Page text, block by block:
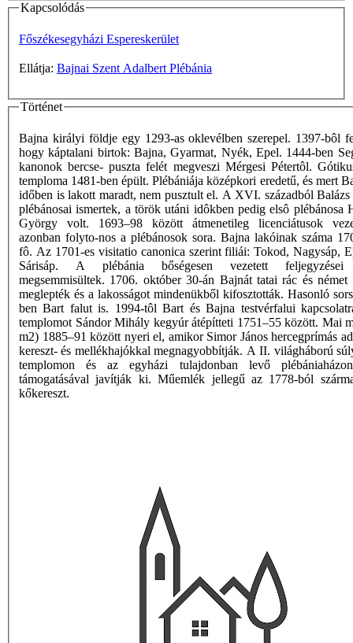
Kapcsolódás
Főszékesegyházi Espereskerület
Ellátja: Bajnai Szent Adalbert Plébánia
Történet
Bajna királyi földje egy 1293-as oklevélben szerepel. 1397-bôl
hogy káptalani birtok: Bajna, Gyarmat, Nyék, Epel. 1444-ben
kanonok bercse- puszta felét megveszi Mérgesi Pétertôl.
temploma 1481-ben épült. Plébániája középkori eredetű, és mert
időben is lakott maradt, nem pusztult el. A XVI. századból Balázs
plébánosai ismertek, a török utáni idôkben pedig elsô plébánosa
György volt. 1693–98 között átmenetileg licenciátusok
azonban folyto-nos a plébánosok sora. Bajna lakóinak száma
fô. Az 1701-es visitatio canonica szerint filiái: Tokod, Nagysáp,
Sárisáp. A plébánia bőségesen vezetett feljegyzései
megsemmisültek. 1706. október 30-án Bajnát tatai rác és német
meglepték és a lakosságot mindenükből kifosztották. Hasonló
ben Bart falut is. 1994-tôl Bart és Bajna testvérfalui
templomot Sándor Mihály kegyúr átépítteti 1751–55 között. Mai
m2) 1885–91 között nyeri el, amikor Simor János hercegprímás
kereszt- és mellékhajókkal megnagyobbítják. A II. világháború
templomon és az egyházi tulajdonban levő
támogatásával javítják ki. Műemlék jellegű az 1778-ból
kőkereszt.